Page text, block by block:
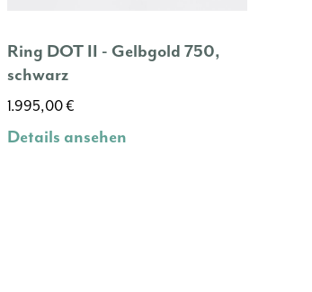
Ring DOT II - Gelbgold 750,
schwarz
1.995,00€
Details ansehen